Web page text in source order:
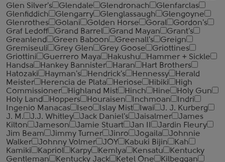
Glen Silver's
Glendale Glendronach
Glenfarclas
Glenfiddich
Glengarry Glenglassaugh
Glengoyne
Glenrothes
Golani Golden Horse Goral
Gordon's
Graf Ledoff
Grand Barrel Grand Mayan
Grant's
Greanlend
Green Baboon Greenall's
Greign
Gremiseuli
Grey Glen Grey Goose
Griottines
Griottini
Guerrero Maya Hakushu
Hammer + Sickle
Handsa
Hankey Bannister Haran
Hart Brothers
Hatozaki
Hayman's Hendrick's Hennessy
Herald
Meister
Herencia de Plata Heriose Hibiki
High
Commissioner
Highland Mist Hinch Hine
Holy Gun
Holy Land
Hoppers Houraisen Inchmoan
Indri
Ingenio Manacas
Iseo Islay Mist Iwai
J. J. Kurberg
J. M.
J.J. Whitley Jack Daniel's Jaisalmer
James
Kilton
Jameson Jamie Stuart Jan II
Jardin Fleury
Jim Beam
Jimmy Turner Jinro Jogaila
Johnnie
Walker
Johnny Volmer JOY Kabuki Bijin
Kah
Kamiki
Kapriol Karpy Kemlya Kensatu
Kentucky
Gentleman
Kentucky Jack Ketel One
Kilbeggan